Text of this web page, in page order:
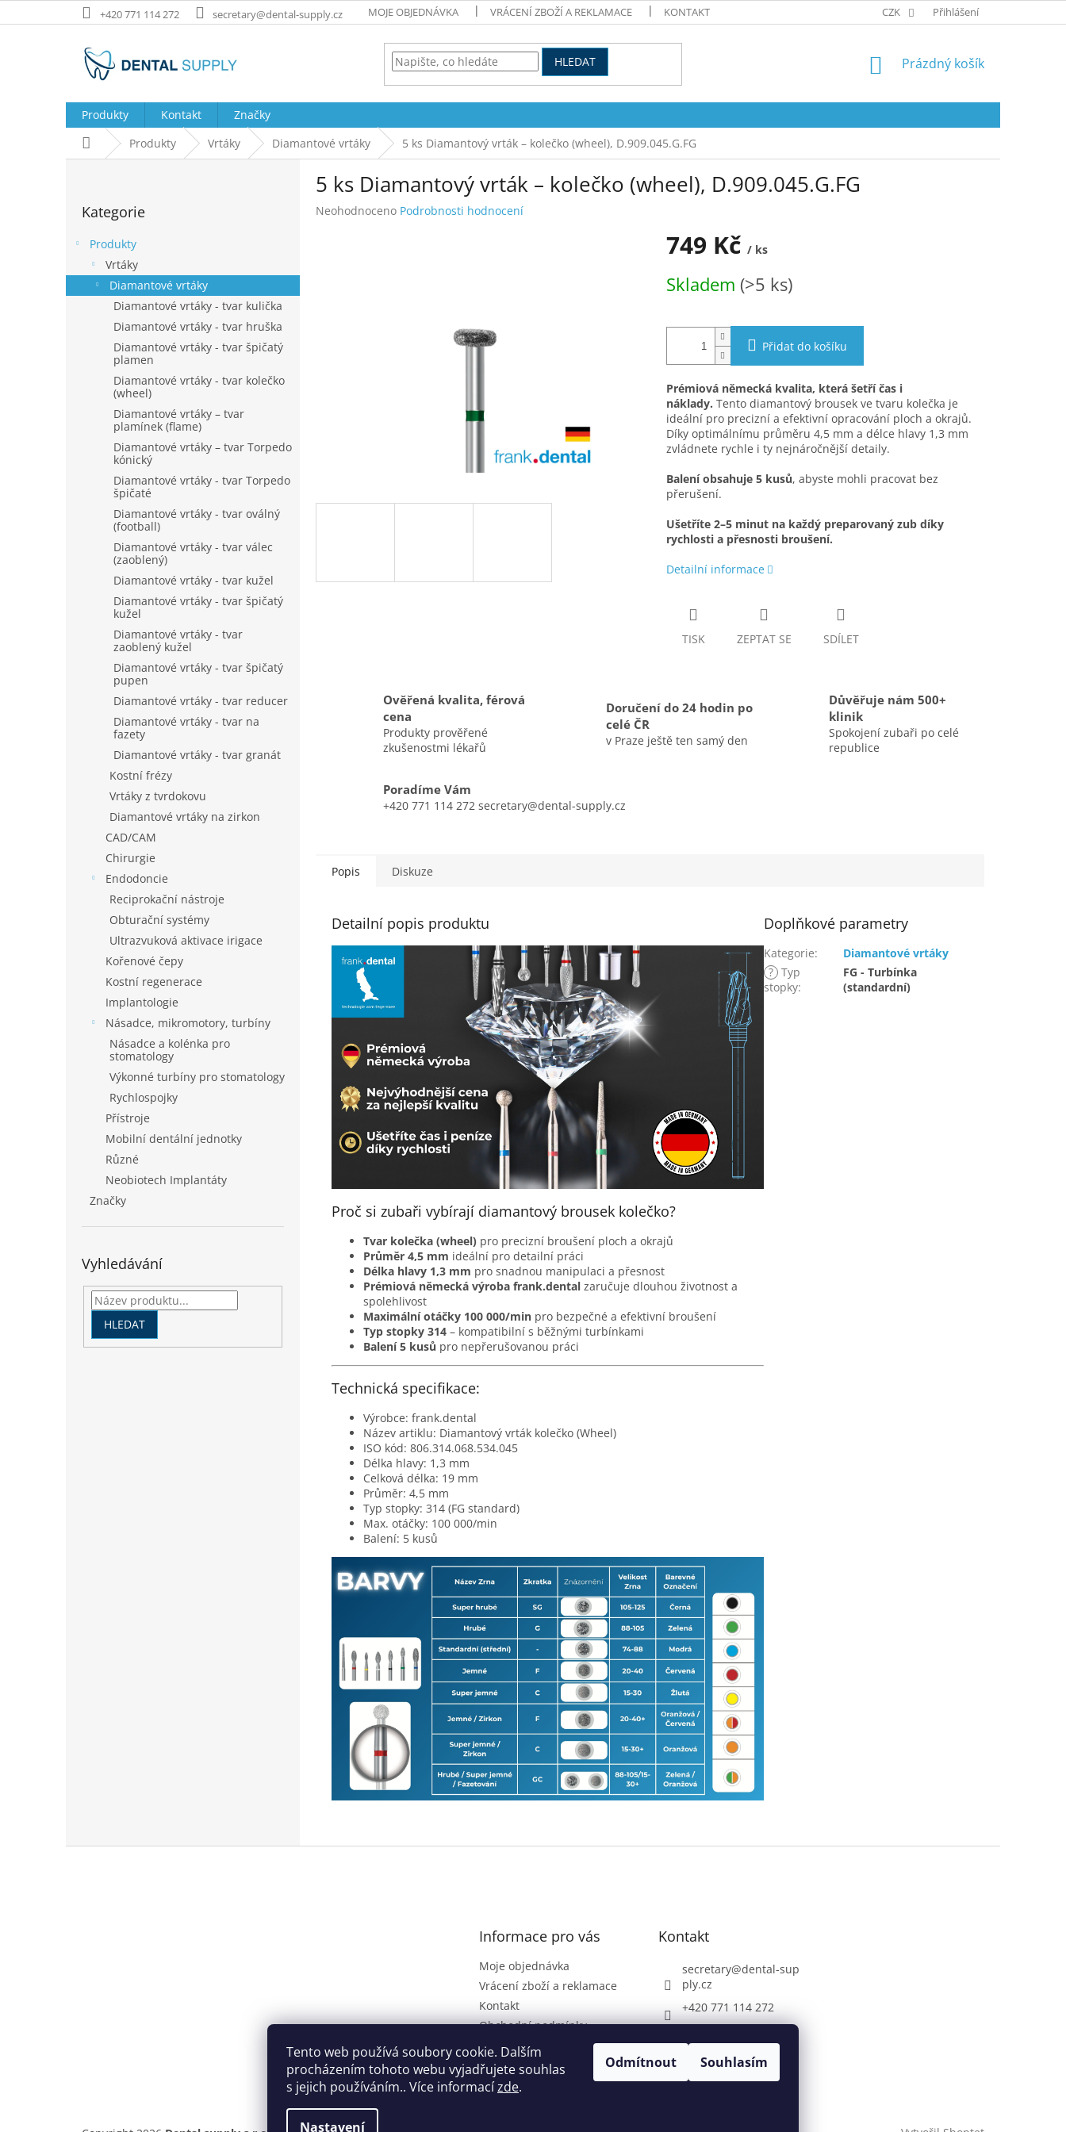
Tento web používá soubory cookie. Dalším
procházením tohoto webu vyjadřujete souhlas
s jejich používáním.. Více informacízde.
Nastavení
Odmítnout Souhlasím
na
+420 771 114 272 secretary@dental-supply.cz MOJE OBJEDNÁVKA VRÁCENÍ ZBOŽÍ A REKLAMACE KONTAKT PODMÍNKY OCHRANY OSOBNÍCH
CZK Přihlášení
HLEDAT
NÁKUPNÍ
Prázdný košík
Produkty Kontakt
Značky
Domů Produkty Vrtáky Diamantové vrtáky 5 ks Diamantový vrták – kolečko (wheel), D.909.045.G.FG
n
kategorie
Kategorie
Produkty
Vrtáky
Diamantové vrtáky
Diamantové vrtáky - tvar kulička
Diamantové vrtáky - tvar hruška
Diamantové vrtáky - tvar špičatý
plamen
Diamantové vrtáky - tvar kolečko
(wheel)
Diamantové vrtáky – tvar
plamínek (flame)
Diamantové vrtáky – tvar Torpedo
kónický
Diamantové vrtáky - tvar Torpedo
špičaté
Diamantové vrtáky - tvar oválný
(football)
Diamantové vrtáky - tvar válec
(zaoblený)
Diamantové vrtáky - tvar kužel
Diamantové vrtáky - tvar špičatý
kužel
Diamantové vrtáky - tvar
zaoblený kužel
Diamantové vrtáky - tvar špičatý
pupen
Diamantové vrtáky - tvar reducer
Diamantové vrtáky - tvar na
fazety
Diamantové vrtáky - tvar granát
Kostní frézy
Vrtáky z tvrdokovu
Diamantové vrtáky na zirkon
CAD/CAM
Chirurgie
Endodoncie
Reciprokační nástroje
Obturační systémy
Ultrazvuková aktivace irigace
Kořenové čepy
Kostní regenerace
Implantologie
Násadce, mikromotory, turbíny
Násadce a kolénka pro
stomatology
Výkonné turbíny pro stomatology
Rychlospojky
Přístroje
Mobilní dentální jednotky
Různé
Neobiotech Implantáty
Značky
Vyhledávání
HLEDAT
5 ks Diamantový vrták – kolečko (wheel), D.909.045.G.FG
Průměrné
Neohodnoceno Podrobnosti hodnocení
749 Kč / ks
cena:
Skladem (>5 ks)
Přidat do košíku
Prémiová německá kvalita, která šetří čas i
náklady. Tento diamantový brousek ve tvaru kolečka je
ideální pro precizní a efektivní opracování ploch a okrajů.
Díky optimálnímu průměru 4,5 mm a délce hlavy 1,3 mm
zvládnete rychle i ty nejnáročnější detaily.
Balení obsahuje 5 kusů, abyste mohli pracovat bez
přerušení.
Ušetříte 2–5 minut na každý preparovaný zub díky
rychlosti a přesnosti broušení.
Detailní informace
TISK ZEPTAT SE SDÍLET
Ověřená kvalita, férová
cena
Produkty prověřené
zkušenostmi lékařů
Doručení do 24 hodin po
celé ČR
v Praze ještě ten samý den
Důvěřuje nám 500+
klinik
Spokojení zubaři po celé
republice
Poradíme Vám
+420 771 114 272 secretary@dental-supply.cz
Popis Diskuze
Detailní popis produktu
Proč si zubaři vybírají diamantový brousek kolečko?
Tvar kolečka (wheel) pro precizní broušení ploch a okrajů
Průměr 4,5 mm ideální pro detailní práci
Délka hlavy 1,3 mm pro snadnou manipulaci a přesnost
Prémiová německá výroba frank.dental zaručuje dlouhou životnost a
spolehlivost
Maximální otáčky 100 000/min pro bezpečné a efektivní broušení
Typ stopky 314 – kompatibilní s běžnými turbínkami
Balení 5 kusů pro nepřerušovanou práci
Technická specifikace:
Výrobce: frank.dental
Název artiklu: Diamantový vrták kolečko (Wheel)
ISO kód: 806.314.068.534.045
Délka hlavy: 1,3 mm
Celková délka: 19 mm
Průměr: 4,5 mm
Typ stopky: 314 (FG standard)
Max. otáčky: 100 000/min
Balení: 5 kusů
Doplňkové parametry
Kategorie:
Diamantové vrtáky
? Typ
stopky:
FG - Turbínka
(standardní)
Informace pro vás
Moje objednávka
Vrácení zboží a reklamace
Kontakt
Obchodní podmínky
Podmínky ochrany
osobních údajů
Kontakt
secretary@dental-sup
ply.cz
+420 771 114 272